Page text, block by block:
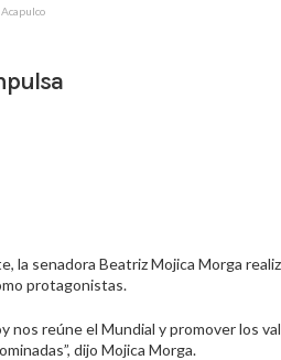
la senadora Beatriz Mojica Morga
protagonistas.
nos reúne el Mundial y promover los
dijo Mojica Morga.